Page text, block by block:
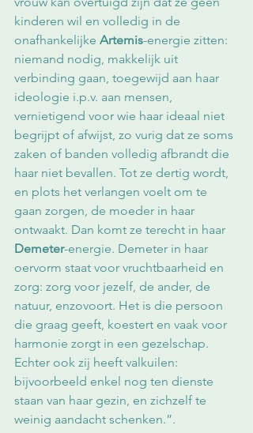
kinderen wil en volledig in de
onafhankelijke Artemis-energie zitten:
niemand nodig, makkelijk uit
verbinding gaan, toegewijd aan haar
ideologie i.p.v. aan mensen,
vernietigend voor wie haar ideaal niet
begrijpt of afwijst, zo vurig dat ze soms
zaken of banden volledig afbrandt die
haar niet bevallen. Tot ze dertig wordt,
en plots het verlangen voelt om te
gaan zorgen, de moeder in haar
ontwaakt. Dan komt ze terecht in haar
Demeter-energie. Demeter in haar
oervorm staat voor vruchtbaarheid en
zorg: zorg voor jezelf, de ander, de
natuur, enzovoort. Het is die persoon
die graag geeft, koestert en vaak voor
harmonie zorgt in een gezelschap.
Echter ook zij heeft valkuilen:
bijvoorbeeld enkel nog ten dienste
staan van haar gezin, en zichzelf te
weinig aandacht schenken.”.